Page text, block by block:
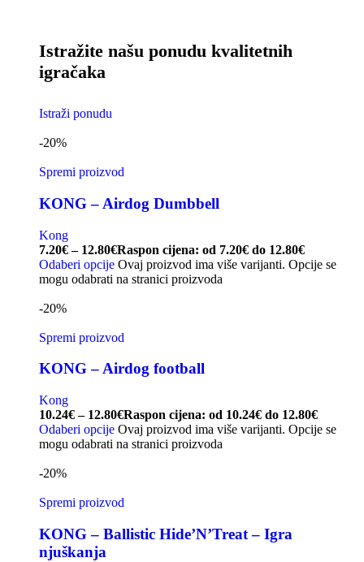
Istražite našu ponudu kvalitetnih
igračaka
Istraži ponudu
-20%
Spremi proizvod
KONG – Airdog Dumbbell
Kong
7.20€ – 12.80€Raspon cijena: od 7.20€ do 12.80€
Odaberi opcije Ovaj proizvod ima više varijanti. Opcije se
mogu odabrati na stranici proizvoda
-20%
Spremi proizvod
KONG – Airdog football
Kong
10.24€ – 12.80€Raspon cijena: od 10.24€ do 12.80€
Odaberi opcije Ovaj proizvod ima više varijanti. Opcije se
mogu odabrati na stranici proizvoda
-20%
Spremi proizvod
KONG – Ballistic Hide’N’Treat – Igra
njuškanja